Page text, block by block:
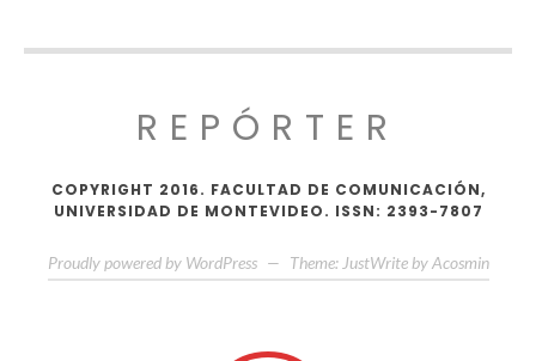
REPÓRTER
COPYRIGHT 2016. FACULTAD DE COMUNICACIÓN,
UNIVERSIDAD DE MONTEVIDEO. ISSN: 2393-7807
Proudly powered by WordPress — Theme: JustWrite by Acosmin